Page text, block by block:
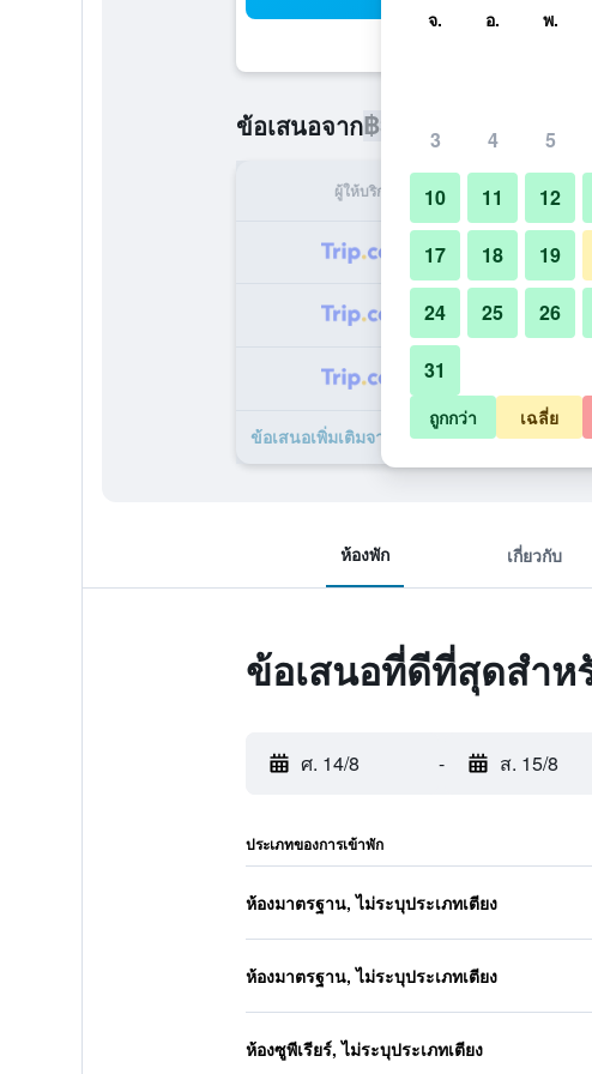
ข้อเสนอจาก฿3,397 ราคาที่ถูกที่สุด ร
ผู้ให้บริการ ทั้งหมด (ต่อ
฿3,397
฿3,734
ข้อเสนอเพิ่มเติมจาก โรงแรมแคปิทัล 5 รายการ
ห้องพัก เกี่ยวกับ
ข้อเสนอที่ดีที่สุดสำห
ศ. 14/8 - ส. 15/8
ประเภทของการเข้าพัก
ห้องมาตรฐาน, ไม่ระบุประเภทเตียง
ห้องมาตรฐาน, ไม่ระบุประเภทเตียง
ห้องซูพีเรียร์, ไม่ระบุประเภทเตียง
จ. อ. พ.
3 4 5
10 11 12
17 18 19
24 25 26
31
ถูกกว่า เฉลี่ย